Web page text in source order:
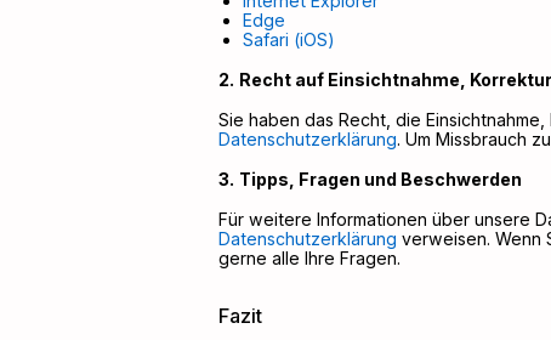
Edge
Safari (iOS)
Recht auf Einsichtnahme,
Sie haben das Recht, die
Datenschutzerklärung. Um Missbrauch
Tipps, Fragen und Beschwerden
Für weitere Informationen über unsere
Datenschutzerklärung verweisen. Wenn
gerne alle Ihre Fragen.
Fazit